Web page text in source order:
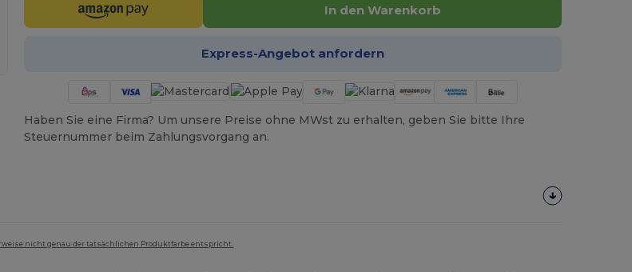
In den Warenkorb
Express-Angebot anfordern
Haben Sie eine Firma? Um unsere Preise ohne MWst zu erhalten, geben Sie bitte Ihre
Steuernummer beim Zahlungsvorgang an.
nicht genau der tatsächlichen Produktfarbe entspricht.